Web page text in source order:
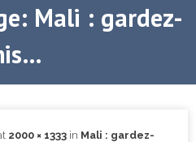
Mali : gardez-
2000 × 1333 in Mali : gardez-